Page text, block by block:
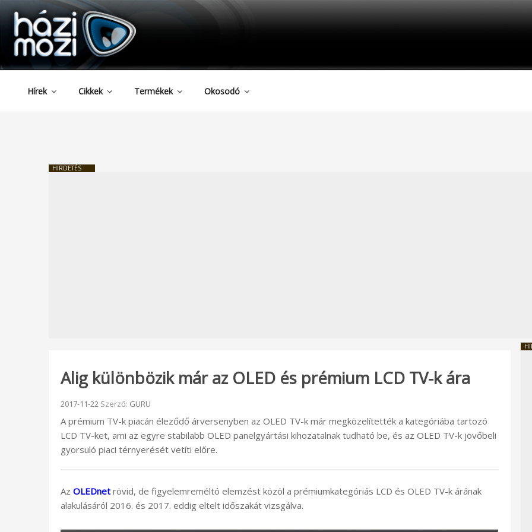
Tartalomhoz
HAZIMOZI
Hírek Cikkek Termékek Okosodó
HIRDETÉS
Alig különbözik már az OLED és prémium LCD TV-k ára
Beküldve:
2017-11-22 Szerző: GURU
A prémium TV-k piacán éleződő árversenyben az OLED TV-k már megközelítették a kategóriába tartozó
LCD TV-ket, ami az egyre stabilabb OLED panelgyártási kihozatalnak tudható be, és az OLED TV-k jövőbeli
gyorsuló piaci térnyerését vetíti előre.
Az OLEDnet rövid, de figyelemreméltó elemzést közöl a prémiumkategóriás LCD és OLED TV-k árának
alakulásáról 2016. és 2017. eddig eltelt időszakát vizsgálva.